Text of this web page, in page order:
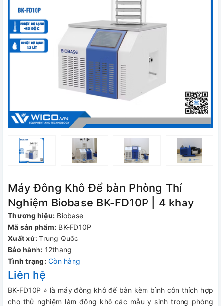
Máy Đông Khô Để bàn Phòng Thí
Nghiệm Biobase BK-FD10P | 4 khay
Thương hiệu: Biobase
Mã sản phẩm: BK-FD10P
Xuất xứ: Trung Quốc
Bảo hành: 12thang
Tình trạng: Còn hàng
Liên hệ
BK-FD10P ⭐ là máy đông khô để bàn kèm bình côn thích hợp
cho thử nghiệm làm đông khô các mẫu y sinh trong phòng